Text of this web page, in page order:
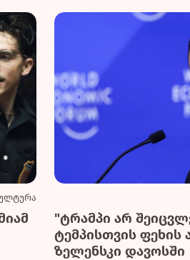
"ტრამპი არ
ტემპისთვის ფეხის
ზელენსკი დავოსში